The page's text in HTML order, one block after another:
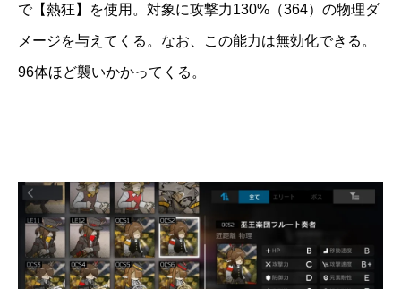
で【熱狂】を使用。対象に攻撃力130%（364）の物理ダ
メージを与えてくる。なお、この能力は無効化できる。
96体ほど襲いかかってくる。